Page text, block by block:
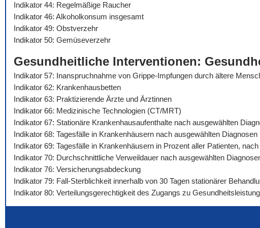
Indikator 44: Regelmäßige Raucher
Indikator 46: Alkoholkonsum insgesamt
Indikator 49: Obstverzehr
Indikator 50: Gemüseverzehr
Gesundheitliche Interventionen:
Indikator 57: Inanspruchnahme von Grippe-Impfungen durch ältere
Indikator 62: Krankenhausbetten
Indikator 63: Praktizierende Ärzte und Ärztinnen
Indikator 66: Medizinische Technologien (CT/MRT)
Indikator 67: Stationäre Krankenhausaufenthalte nach ausgewählten
Indikator 68: Tagesfälle in Krankenhäusern nach ausgewählten Diagnosen
Indikator 69: Tagesfälle in Krankenhäusern in Prozent aller Patienten,
Indikator 70: Durchschnittliche Verweildauer nach ausgewählten
Indikator 76: Versicherungsabdeckung
Indikator 79: Fall-Sterblichkeit innerhalb von 30 Tagen stationärer
Indikator 80: Verteilungsgerechtigkeit des Zugangs zu